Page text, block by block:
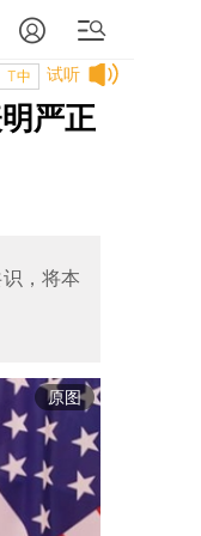
试听
T中
严正
，将本
原图